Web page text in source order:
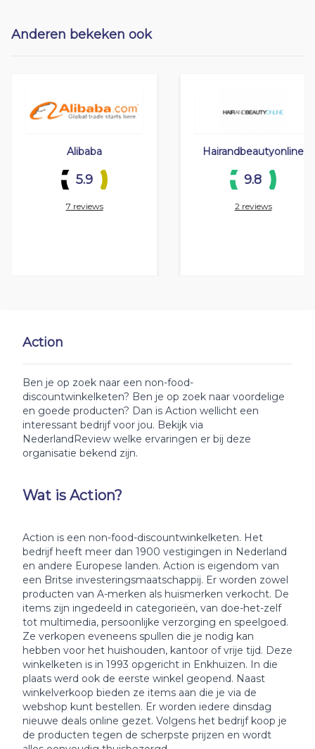
Action
Ben je op zoek naar een non-food-
discountwinkelketen? Ben je op zoek naar voordelige
en goede producten? Dan is Action wellicht een
interessant bedrijf voor jou. Bekijk via
NederlandReview welke ervaringen er bij deze
organisatie bekend zijn.
Wat is Action?
Action is een non-food-discountwinkelketen. Het
bedrijf heeft meer dan 1900 vestigingen in Nederland
en andere Europese landen. Action is eigendom van
een Britse investeringsmaatschappij. Er worden zowel
producten van A-merken als huismerken verkocht. De
items zijn ingedeeld in categorieën, van doe-het-zelf
tot multimedia, persoonlijke verzorging en speelgoed.
Ze verkopen eveneens spullen die je nodig kan
hebben voor het huishouden, kantoor of vrije tijd. Deze
winkelketen is in 1993 opgericht in Enkhuizen. In die
plaats werd ook de eerste winkel geopend. Naast
winkelverkoop bieden ze items aan die je via de
webshop kunt bestellen. Er worden iedere dinsdag
nieuwe deals online gezet. Volgens het bedrijf koop je
de producten tegen de scherpste prijzen en wordt
Anderen bekeken ook
Alibaba
5.9
7 reviews
Hairandbeautyonline
9.8
2 reviews